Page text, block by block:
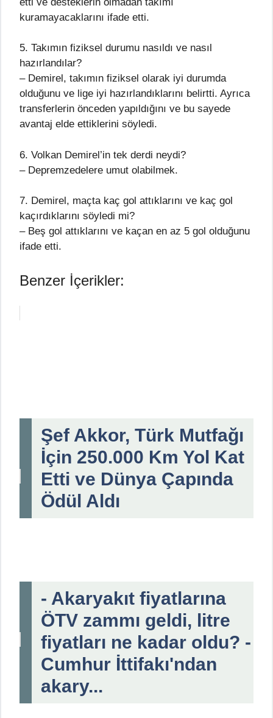
kuramayacaklarını ifade etti.
5. Takımın fiziksel durumu nasıldı ve nasıl
hazırlandılar?
– Demirel, takımın fiziksel olarak iyi durumda
olduğunu ve lige iyi hazırlandıklarını belirtti. Ayrıca
transferlerin önceden yapıldığını ve bu sayede
avantaj elde ettiklerini söyledi.
6. Volkan Demirel’in tek derdi neydi?
– Depremzedelere umut olabilmek.
7. Demirel, maçta kaç gol attıklarını ve kaç gol
kaçırdıklarını söyledi mi?
– Beş gol attıklarını ve kaçan en az 5 gol olduğunu
ifade etti.
Benzer İçerikler:
Şef Akkor, Türk Mutfağı
İçin 250.000 Km Yol Kat
Etti ve Dünya Çapında
Ödül Aldı
- Akaryakıt fiyatlarına
ÖTV zammı geldi, litre
fiyatları ne kadar oldu? -
Cumhur İttifakı'ndan
akary...